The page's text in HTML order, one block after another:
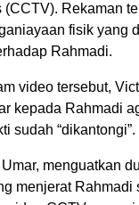
(CCTV). Rekaman
fisik yang
Rahmadi.
video tersebut,
kepada Rahmadi
sudah “dikantongi”.
menguatkan
menjerat Rahmadi